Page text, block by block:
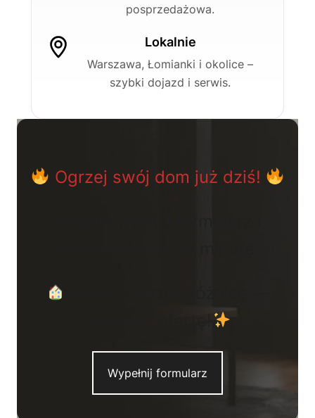
posprzedażowa.
Lokalnie
Warszawa, Łomianki i okolice –
szybki dojazd i serwis.
Ogrzej swój dom już dziś!
Wypełnij formularz